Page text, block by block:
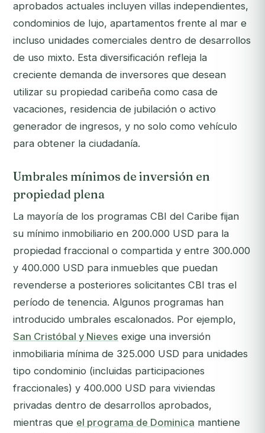
aprobados actuales incluyen villas independientes,
condominios de lujo, apartamentos frente al mar e
incluso unidades comerciales dentro de desarrollos
de uso mixto. Esta diversificación refleja la
creciente demanda de inversores que desean
utilizar su propiedad caribeña como casa de
vacaciones, residencia de jubilación o activo
generador de ingresos, y no solo como vehículo
para obtener la ciudadanía.
Umbrales mínimos de inversión en
propiedad plena
La mayoría de los programas CBI del Caribe fijan
su mínimo inmobiliario en 200.000 USD para la
propiedad fraccional o compartida y entre 300.000
y 400.000 USD para inmuebles que puedan
revenderse a posteriores solicitantes CBI tras el
período de tenencia. Algunos programas han
introducido umbrales escalonados. Por ejemplo,
San Cristóbal y Nieves exige una inversión
inmobiliaria mínima de 325.000 USD para unidades
tipo condominio (incluidas participaciones
fraccionales) y 400.000 USD para viviendas
privadas dentro de desarrollos aprobados,
mientras que el programa de Dominica mantiene